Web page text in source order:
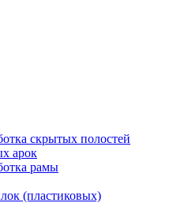
скрытых полостей
арок
рамы
(пластиковых)